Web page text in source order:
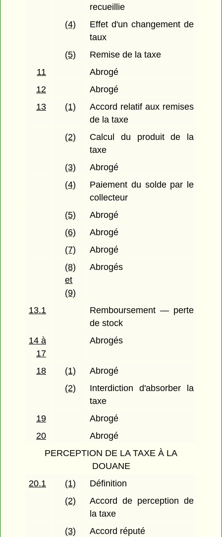
recueillie
(4)
Effet d'un changement de
taux
(5)
Remise de la taxe
11
Abrogé
12
Abrogé
13
(1)
Accord relatif aux remises
de la taxe
(2)
Calcul du produit de la
taxe
(3)
Abrogé
(4)
Paiement du solde par le
collecteur
(5)
Abrogé
(6)
Abrogé
(7)
Abrogé
(8)
et
(9)
Abrogés
13.1
Remboursement — perte
de stock
14 à
17
Abrogés
18 (1)
Abrogé
(2)
Interdiction d'absorber la
taxe
19
Abrogé
20
Abrogé
PERCEPTION DE LA TAXE À LA
DOUANE
20.1
(1)
Définition
(2)
Accord de perception de
la taxe
(3)
Accord réputé